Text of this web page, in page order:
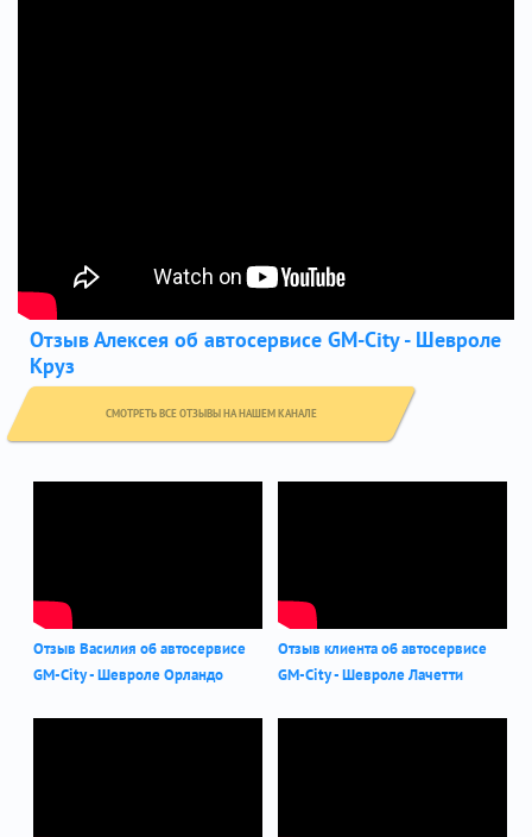
Отзыв Алексея об автосервисе GM-City - Шевроле
Круз
СМОТРЕТЬ ВСЕ ОТЗЫВЫ НА НАШЕМ КАНАЛЕ
Отзыв Василия об автосервисе
GM-City - Шевроле Орландо
Отзыв клиента об автосервисе
GM-City - Шевроле Лачетти